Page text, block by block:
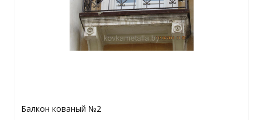
Балкон кованый №2